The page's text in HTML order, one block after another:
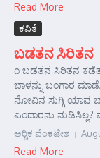
Read More
ಕವಿತೆ
ಬಡತನ ಸಿರಿತನ
೧ ಬಡತನ ಸಿರಿತನ
ಬಾಳನ್ನು ಬಂಗಾರ
ನೋವಿನ ಸುಗ್ಗಿ ಯಾವ
ಎಂದಾರನು
ಅರ್‍ಚಿಕ ವೆಂಕಟೇಶ
Read More